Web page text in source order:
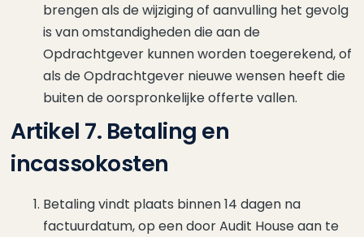
brengen als de wijziging of aanvulling het gevolg
is van omstandigheden die aan de
Opdrachtgever kunnen worden toegerekend, of
als de Opdrachtgever nieuwe wensen heeft die
buiten de oorspronkelijke offerte vallen.
Artikel 7. Betaling en
incassokosten
Betaling vindt plaats binnen 14 dagen na
factuurdatum, op een door Audit House aan te